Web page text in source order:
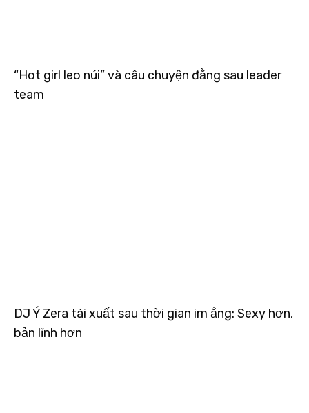
“Hot girl leo núi” và câu chuyện đằng sau leader
team
DJ Ý Zera tái xuất sau thời gian im ắng: Sexy hơn,
bản lĩnh hơn